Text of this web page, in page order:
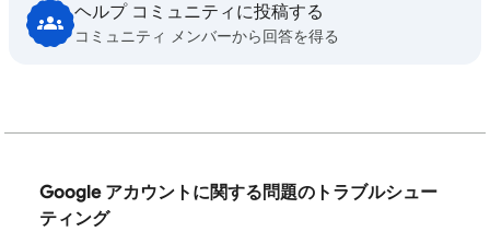
ヘルプ コミュニティに投稿する
コミュニティ メンバーから回答を得る
Google アカウントに関する問題のトラブルシュー
ティング